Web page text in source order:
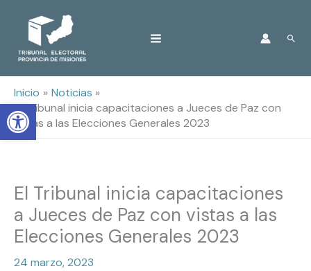
Open toolbar
Inicio
Noticias
El Tribunal inicia capacitaciones a Jueces de Paz con
vistas a las Elecciones Generales 2023
El Tribunal inicia capacitaciones
a Jueces de Paz con vistas a las
Elecciones Generales 2023
24 marzo, 2023